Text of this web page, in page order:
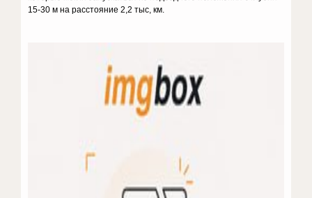
15-30 м на расстояние 2,2 тыс, км.